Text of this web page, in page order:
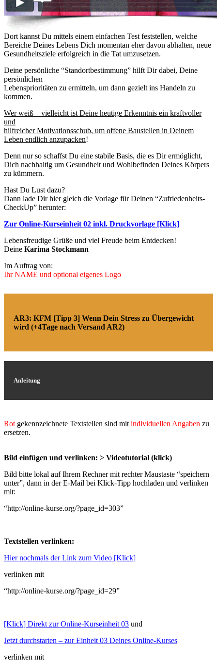
Dort kannst Du mittels einem einfachen Test feststellen, welche
Bereiche Deines Lebens Dich momentan eher davon abhalten, neue
Gesundheitsziele erfolgreich in die Tat umzusetzen.
Deine persönliche “Standortbestimmung” hilft Dir dabei, Deine
persönlichen
Lebensprioritäten zu ermitteln, um dann gezielt ins Handeln zu
kommen.
Wer weiß – vielleicht ist Deine heutige Erkenntnis ein kraftvoller
und
hilfreicher Motivationsschub, um offene Baustellen in Deinem
Leben endlich anzupacken!
Denn nur so schaffst Du eine stabile Basis, die es Dir ermöglicht,
Dich nachhaltig um Gesundheit und Wohlbefinden Deines Körpers
zu kümmern.
Hast Du Lust dazu?
Dann lade Dir hier gleich die Vorlage für Deinen “Zufriedenheits-
CheckUp” herunter:
Zur Online-Kurseinheit 02 inkl. Druckvorlage [Klick]
Lebensfreudige Grüße und viel Freude beim Entdecken!
Deine Karima Stockmann
Im Auftrag von:
Ihr NAME und optional eigenes Logo
AR3: KFM [Tipp 3] Wenn Dein Stress zu Übergewicht
wird (+4Tage nach Versand AR2)
Anleitung
Rot gekennzeichnete Textstellen sind mit individuellen Angaben zu
ersetzen.
Bild einfügen und verlinken: > Videotutorial (klick)
Bild bitte lokal auf Ihrem Rechner mit rechter Maustaste “speichern
unter”, dann in der E-Mail bei Klick-Tipp hochladen und verlinken
mit:
“http://online-kurse.org/?page_id=303”
Textstellen verlinken:
Hier nochmals der Link zum Video [Klick]
verlinken mit
“http://online-kurse.org/?page_id=29”
[Klick] Direkt zur Online-Kurseinheit 03 und
Jetzt durchstarten – zur Einheit 03 Deines Online-Kurses
verlinken mit